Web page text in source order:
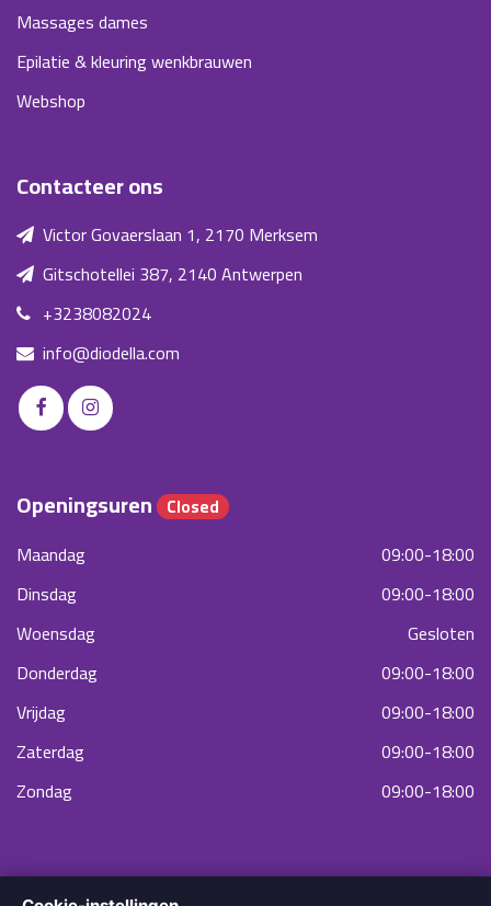
Massages dames
Epilatie & kleuring wenkbrauwen
Webshop
Contacteer ons
Victor Govaerslaan 1, 2170 Merksem
Gitschotellei 387, 2140 Antwerpen
+3238082024
info@diodella.com
Openingsuren Closed
Maandag
09:00-18:00
Dinsdag
09:00-18:00
Woensdag
Gesloten
Donderdag
09:00-18:00
Vrijdag
09:00-18:00
Zaterdag
09:00-18:00
Zondag
09:00-18:00